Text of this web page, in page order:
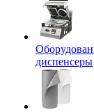
диспенсеры